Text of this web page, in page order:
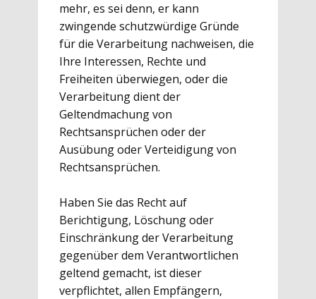
mehr, es sei denn, er kann
zwingende schutzwürdige Gründe
für die Verarbeitung nachweisen, die
Ihre Interessen, Rechte und
Freiheiten überwiegen, oder die
Verarbeitung dient der
Geltendmachung von
Rechtsansprüchen oder der
Ausübung oder Verteidigung von
Rechtsansprüchen.
Haben Sie das Recht auf
Berichtigung, Löschung oder
Einschränkung der Verarbeitung
gegenüber dem Verantwortlichen
geltend gemacht, ist dieser
verpflichtet, allen Empfängern,